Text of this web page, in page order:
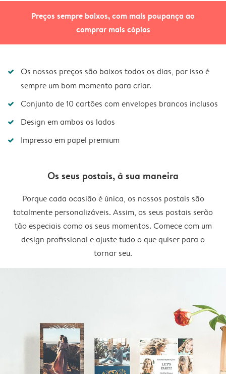
Preços sempre baixos, com mais poupança ao
comprar mais cópias
Os nossos preços são baixos todos os dias, por isso é
sempre um bom momento para criar.
Conjunto de 10 cartões com envelopes brancos inclusos
Design em ambos os lados
Impresso em papel premium
Os seus postais, à sua maneira
Porque cada ocasião é única, os nossos postais são
totalmente personalizáveis. Assim, os seus postais serão
tão especiais como os seus momentos. Comece com um
design profissional e ajuste tudo o que quiser para o
tornar seu.